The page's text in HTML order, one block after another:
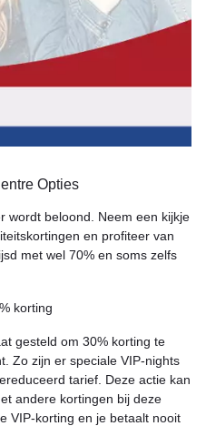
Opties
wordt beloond. Neem een kijkje
en profiteer van
met wel 70% en soms zelfs
korting
gesteld om 30% korting te
Zo zijn er speciale VIP-nights
tarief. Deze actie kan
andere kortingen bij deze
VIP-korting en je betaalt nooit